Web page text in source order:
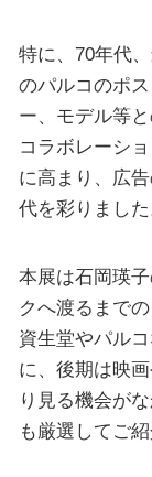
特に、70年代
のパルコのポ
ー、モデル等
コラボレーシ
に高まり、広
代を彩りました
本展は石岡瑛
クへ渡るまで
資生堂やパル
に、後期は映
り見る機会が
も厳選してご紹